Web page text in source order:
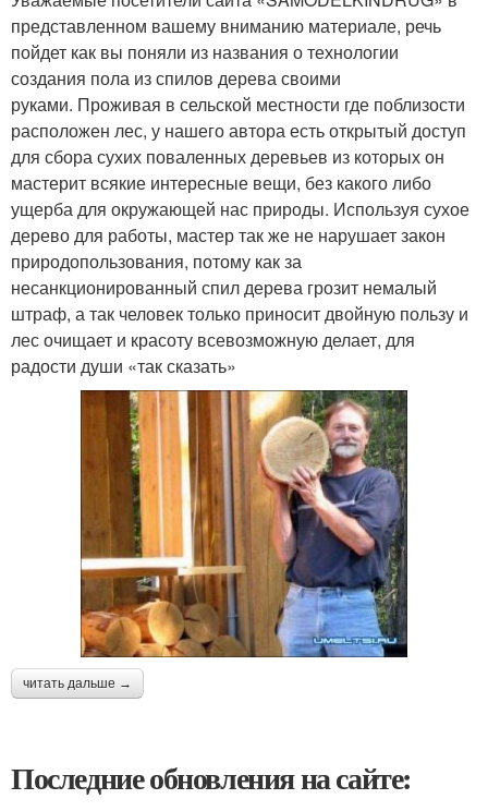
представленном вашему вниманию материале, речь
пойдет как вы поняли из названия о технологии
создания пола из спилов дерева своими
руками. Проживая в сельской местности где поблизости
расположен лес, у нашего автора есть открытый доступ
для сбора сухих поваленных деревьев из которых он
мастерит всякие интересные вещи, без какого либо
ущерба для окружающей нас природы. Используя сухое
дерево для работы, мастер так же не нарушает закон
природопользования, потому как за
несанкционированный спил дерева грозит немалый
штраф, а так человек только приносит двойную пользу и
лес очищает и красоту всевозможную делает, для
радости души «так сказать»
читать дальше →
Последние обновления на сайте: